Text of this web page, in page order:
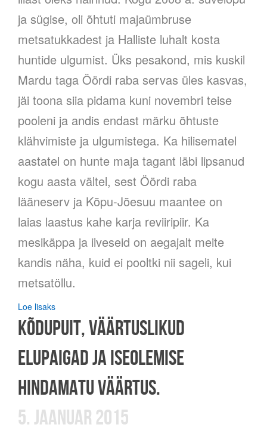
ja sügise, oli õhtuti majaümbruse
metsatukkadest ja Halliste luhalt kosta
huntide ulgumist. Üks pesakond, mis kuskil
Mardu taga Öördi raba servas üles kasvas,
jäi toona siia pidama kuni novembri teise
pooleni ja andis endast märku õhtuste
klähvimiste ja ulgumistega. Ka hilisematel
aastatel on hunte maja tagant läbi lipsanud
kogu aasta vältel, sest Öördi raba
lääneserv ja Kõpu-Jõesuu maantee on
laias laastus kahe karja reviiripiir. Ka
mesikäppa ja ilveseid on aegajalt meite
kandis näha, kuid ei pooltki nii sageli, kui
metsatöllu.
Loe lisaks
Kõdupuit, väärtuslikud
elupaigad ja iseolemise
hindamatu väärtus.
5. jaanuar 2015